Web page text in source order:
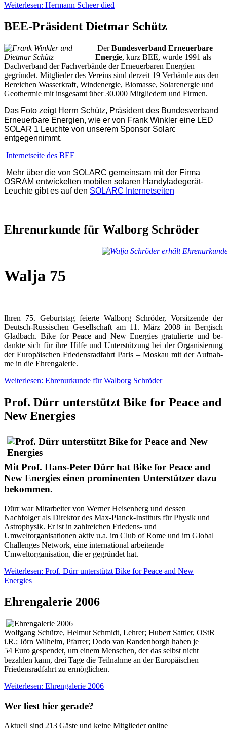
Weiterlesen: Hermann Scheer died
BEE-Präsident Dietmar Schütz
DerBundesverband Erneuerbare
Energie, kurz BEE, wurde 1991 als
Dachverband der Fachverbände der Erneuerbaren Energien
gegründet. Mitglieder des Vereins sind derzeit 19 Verbände aus den
Bereichen Wasserkraft, Windenergie, Biomasse, Solarenergie und
Geothermie mit insgesamt über 30.000 Mitgliedern und Firmen.
Das Foto zeigt Herrn Schütz, Präsident des Bundesverband
Erneuerbare Energien, wie er von Frank Winkler eine LED
SOLAR 1 Leuchte von unserem Sponsor Solarc
entgegennimmt.
Internetseite des BEE
Mehr über die von SOLARC gemeinsam mit der Firma
OSRAM entwickelten mobilen solaren Handyladegerät-
Leuchte gibt es auf den SOLARC Internetseiten
Ehrenurkunde für Walborg Schröder
Walja 75
Ih­ren 75. Ge­burts­tag fei­er­te Wal­borg Schrö­der, Vor­sit­zen­de der
Deutsch-Rus­si­schen Ge­sell­schaft am 11. März 2008 in Ber­gisch
Glad­bach. Bike for Peace and New En­er­gies gra­tu­lier­te und be­
dank­te sich für ih­re Hil­fe und Un­ter­stüt­zung bei der Or­ga­ni­sie­rung
der Eu­ro­päi­schen Frie­dens­rad­fahrt Pa­ris – Mos­kau mit der Auf­nah­
me in die Eh­ren­ga­le­rie.
Weiterlesen: Ehrenurkunde für Walborg Schröder
Prof. Dürr unterstützt Bike for Peace and
New Energies
Mit Prof. Hans-Peter Dürr hat Bike for Peace and
New Energies einen prominenten Unterstützer dazu
bekommen.
Dürr war Mitarbeiter von Werner Heisenberg und dessen
Nachfolger als Direktor des Max-Planck-Instituts für Physik und
Astrophysik. Er ist in zahlreichen Friedens- und
Umweltorganisationen aktiv u.a. im Club of Rome und im Global
Challenges Network, eine international arbeitende
Umweltorganisation, die er gegründet hat.
Weiterlesen: Prof. Dürr unterstützt Bike for Peace and New
Energies
Ehrengalerie 2006
Wolfgang Schütze, Helmut Schmidt, Lehrer; Hubert Sattler, OStR
i.R.; Jörn Wilhelm, Pfarrer; Dodo van Randenborgh haben je
54 Euro gespendet, um einem Menschen, der das selbst nicht
bezahlen kann, drei Tage die Teilnahme an der Europäischen
Friedensradfahrt zu ermöglichen.
Weiterlesen: Ehrengalerie 2006
Wer liest hier gerade?
Aktuell sind 213 Gäste und keine Mitglieder online